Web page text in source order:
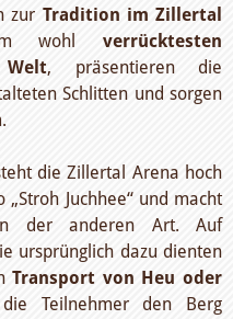
zur Tradition im Zillertal
wohl verrücktesten
, präsentieren die
Schlitten und sorgen
die Zillertal Arena hoch
Juchhee“ und macht
der anderen Art. Auf
ursprünglich dazu dienten
Transport von Heu oder
Teilnehmer den Berg